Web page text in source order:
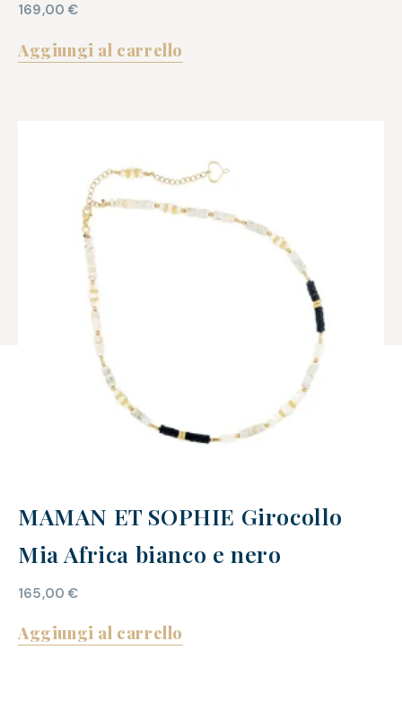
169,00€
Aggiungi al carrello
MAMAN ET SOPHIE Girocollo
Mia Africa bianco e nero
165,00€
Aggiungi al carrello